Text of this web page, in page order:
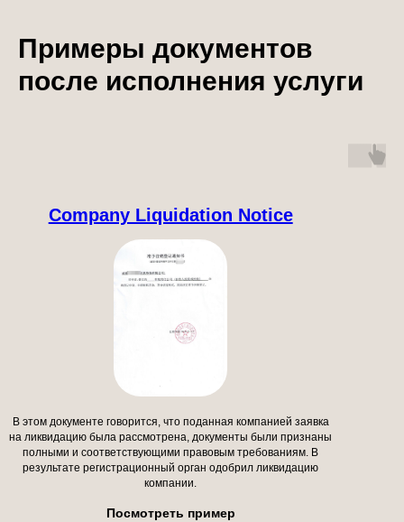
Примеры документов
после исполнения услуги
Company Liquidation Notice
В этом документе говорится, что поданная компанией заявка
на ликвидацию была рассмотрена, документы были признаны
полными и соответствующими правовым требованиям. В
результате регистрационный орган одобрил ликвидацию
компании.
Посмотреть пример